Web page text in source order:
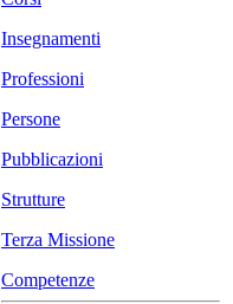
Insegnamenti
Professioni
Persone
Pubblicazioni
Strutture
Terza Missione
Competenze